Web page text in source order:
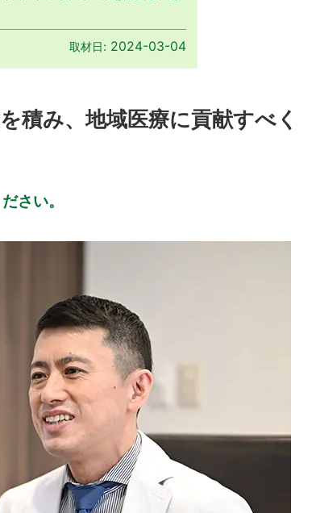
取材日: 2024-03-04
積み、地域医療に貢献すべく
さい。